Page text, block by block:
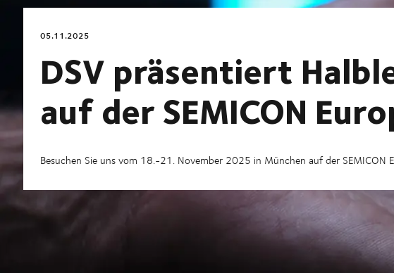
05.11.2025
DSV präsentiert
auf der SEMICON
Besuchen Sie uns vom 18.-21. November 2025 in München auf der SEMICON